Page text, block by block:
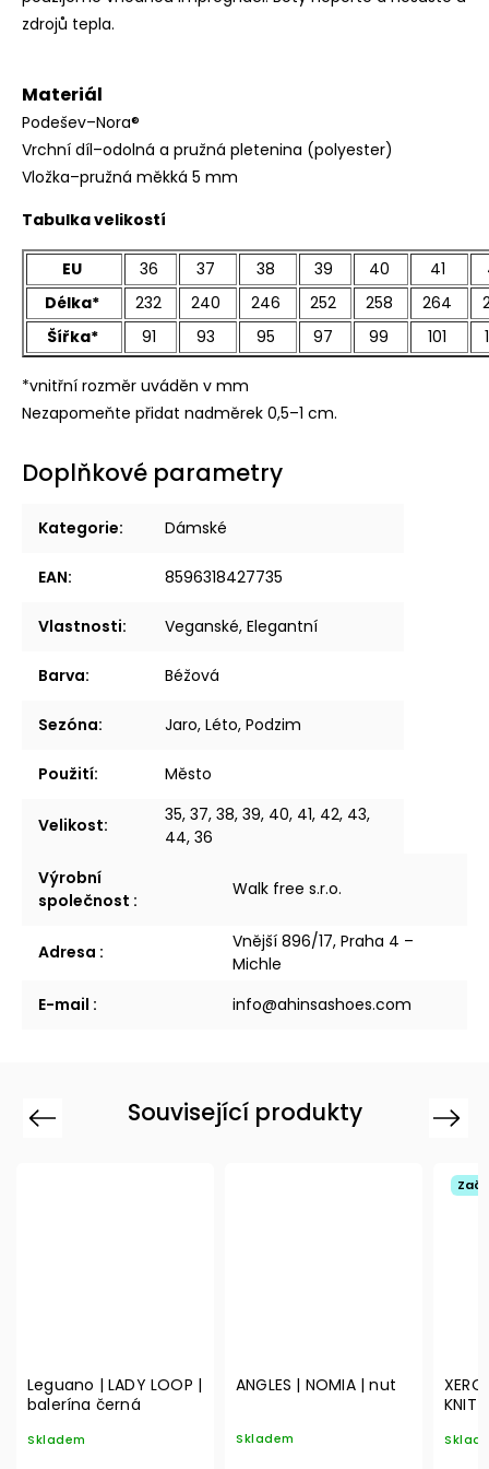
zdrojů tepla.
Materiál
Podešev–Nora®️
Vrchní díl–odolná a pružná pletenina (polyester)
Vložka–pružná měkká 5 mm
Tabulka velikostí
EU 36 37 38 39 40 41
Délka*
232 240 246 252 258 264
Šířka*
91 93 95 97 99 101
*vnitřní rozměr uváděn v mm
Nezapomeňte přidat nadměrek 0,5–1 cm.
Doplňkové parametry
Kategorie: Dámské
EAN: 8596318427735
Vlastnosti: Veganské, Elegantní
Barva: Béžová
Sezóna: Jaro, Léto, Podzim
Použití: Město
Velikost:
35, 37, 38, 39, 40, 41, 42, 43,
44, 36
Výrobní
společnost :
Walk free s.r.o.
Adresa :
Vnější 896/17, Praha 4 –
Michle
E-mail : info@ahinsashoes.com
Související produkty
Previous
Leguano | LADY LOOP |
balerína černá
Skladem
ANGLES | NOMIA | nut
Skladem
KNIT
Next